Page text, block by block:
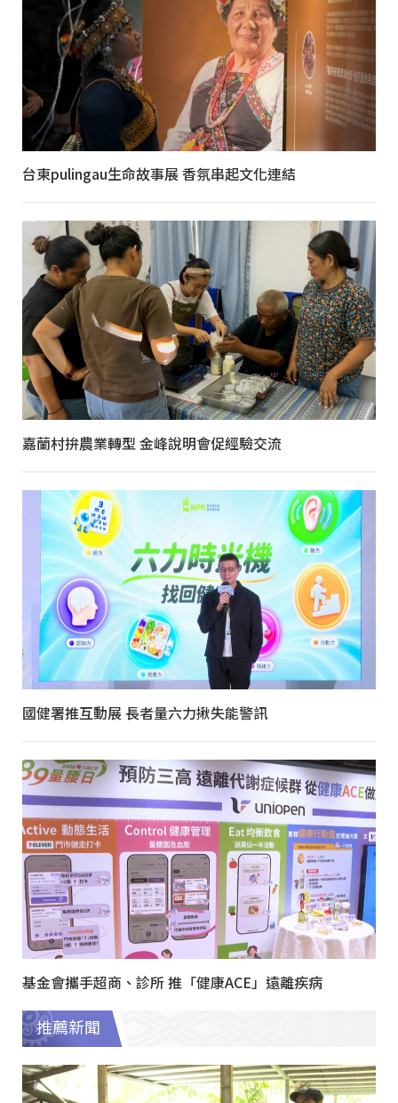
台東pulingau生命故事展 香氛串起文化連結
嘉蘭村拚農業轉型 金峰說明會促經驗交流
國健署推互動展 長者量六力揪失能警訊
基金會攜手超商、診所 推「健康ACE」遠離疾病
推薦新聞